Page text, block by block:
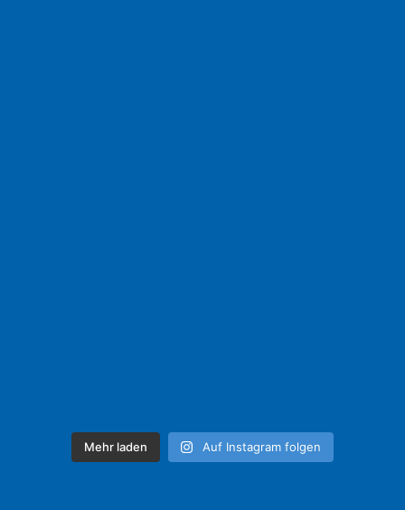
Mehr laden Auf Instagram folgen